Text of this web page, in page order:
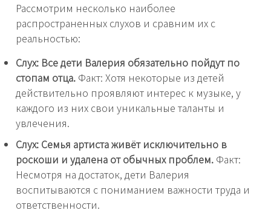
Рассмотрим несколько наиболее
распространенных слухов и сравним их с
реальностью:
Слух: Все дети Валерия обязательно пойдут по
стопам отца. Факт: Хотя некоторые из детей
действительно проявляют интерес к музыке, у
каждого из них свои уникальные таланты и
увлечения.
Слух: Семья артиста живёт исключительно в
роскоши и удалена от обычных проблем. Факт:
Несмотря на достаток, дети Валерия
воспитываются с пониманием важности труда и
ответственности.